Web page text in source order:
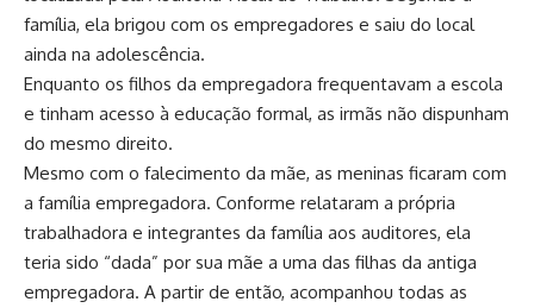
família, ela brigou com os empregadores e saiu do local
ainda na adolescência.
Enquanto os filhos da empregadora frequentavam a escola
e tinham acesso à educação formal, as irmãs não dispunham
do mesmo direito.
Mesmo com o falecimento da mãe, as meninas ficaram com
a família empregadora. Conforme relataram a própria
trabalhadora e integrantes da família aos auditores, ela
teria sido “dada” por sua mãe a uma das filhas da antiga
empregadora. A partir de então, acompanhou todas as